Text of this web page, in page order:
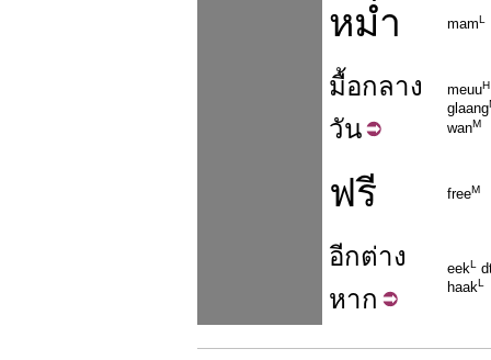
หม่ำ mamL
มื้อกลาง
วัน
meuuH
glaang
wanM
ฟรี freeM
อีกต่าง
หาก
eekL
haakL